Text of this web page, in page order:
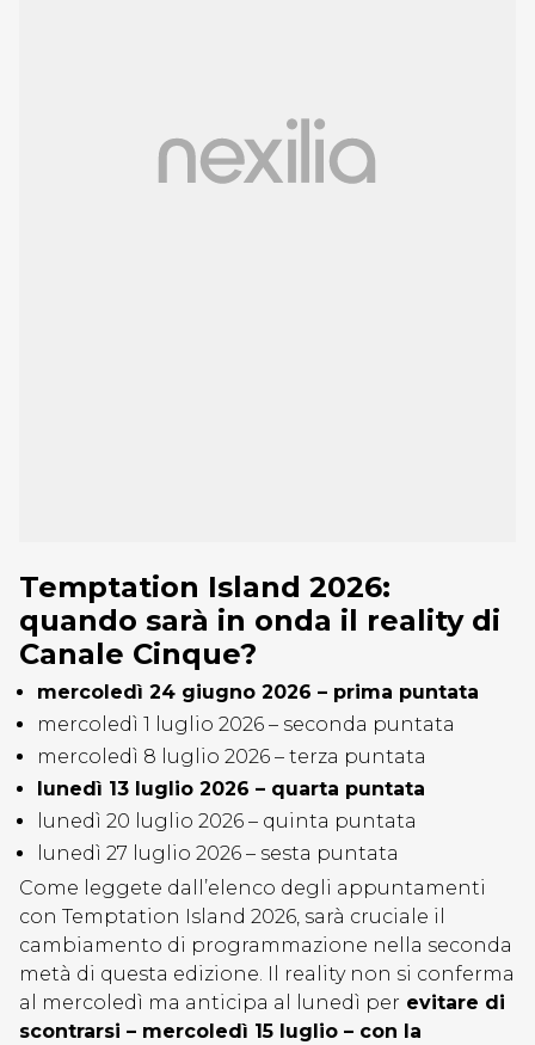
Temptation Island 2026:
quando sarà in onda il reality di
Canale Cinque?
mercoledì 24 giugno 2026 – prima puntata
mercoledì 1 luglio 2026 – seconda puntata
mercoledì 8 luglio 2026 – terza puntata
lunedì 13 luglio 2026 – quarta puntata
lunedì 20 luglio 2026 – quinta puntata
lunedì 27 luglio 2026 – sesta puntata
Come leggete dall’elenco degli appuntamenti
con Temptation Island 2026, sarà cruciale il
cambiamento di programmazione nella seconda
metà di questa edizione. Il reality non si conferma
al mercoledì ma anticipa al lunedì per evitare di
scontrarsi – mercoledì 15 luglio – con la